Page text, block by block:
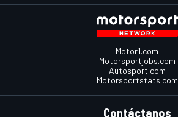
Motor1.com
Motorsportjobs.com
Autosport.com
Motorsportstats.com
Contáctanos